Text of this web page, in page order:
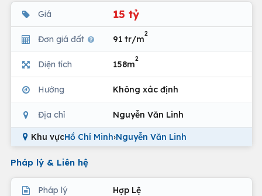
Giá 15 tỷ
Đơn giá đất 91 tr/m
2
Diện tích 158m
2
Hướng Không xác định
Địa chỉ Nguyễn Văn Linh
Khu vựcHồ Chí Minh›Nguyễn Văn Linh
Pháp lý & Liên hệ
Pháp lý Hợp Lệ